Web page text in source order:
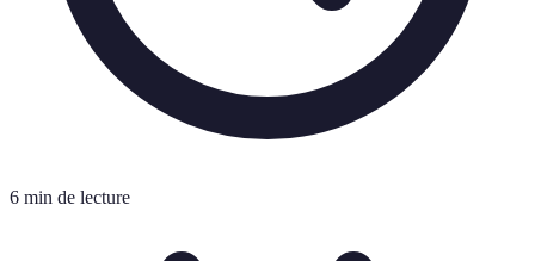
6 min de lecture